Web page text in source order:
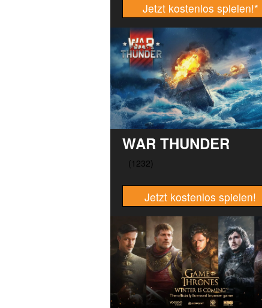
Jetzt kostenlos spielen!*
WAR THUNDER
Jetzt kostenlos spielen!